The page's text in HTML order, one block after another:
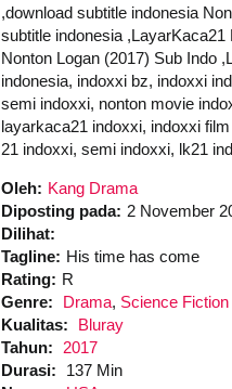
,download subtitle indonesia
subtitle indonesia
Nonton Logan (2017) Sub Indo
indonesia, indoxxi bz, indoxxi
semi indoxxi, nonton movie
layarkaca21 indoxxi, indoxxi
21 indoxxi, semi indoxxi, lk21
Oleh: Kang Drama
Diposting pada: 2 November
Dilihat:
Tagline: His time has come
Rating: R
Genre:
Drama, Science Fiction
Kualitas:
Bluray
Tahun:
2017
Durasi:
137 Min